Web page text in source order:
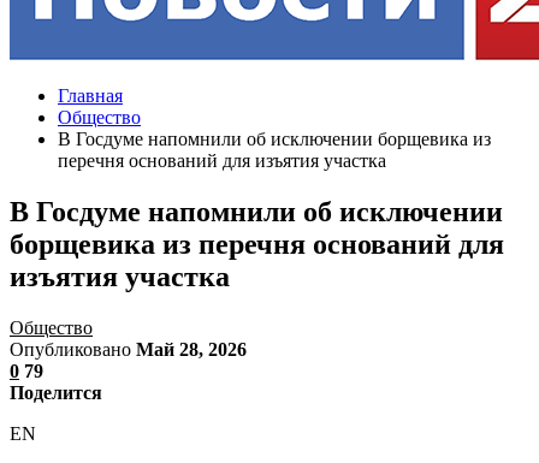
Главная
Общество
В Госдуме напомнили об исключении борщевика из
перечня оснований для изъятия участка
В Госдуме напомнили об исключении
борщевика из перечня оснований для
изъятия участка
Общество
Опубликовано Май 28, 2026
0 79
Поделится
EN